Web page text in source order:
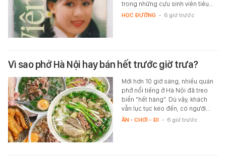
trong những cựu sinh viên tiêu…
HỌC ĐƯỜNG - 6 giờ trước
Vì sao phở Hà Nội hay bán hết trước giờ trưa?
Mới hơn 10 giờ sáng, nhiều quán
phở nổi tiếng ở Hà Nội đã treo
biển "hết hàng". Dù vậy, khách
vẫn lục tục kéo đến, có người…
ĂN - CHƠI - ĐI - 6 giờ trước